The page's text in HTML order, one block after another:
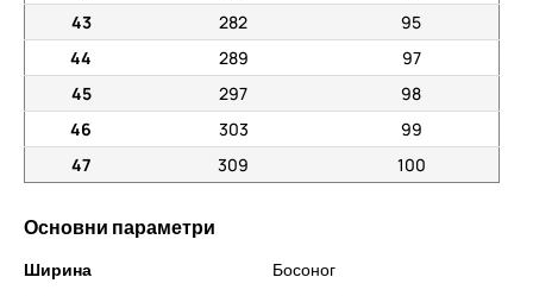
43
282
95
44
289
97
45
297
98
46
303
99
47
309 100
Основни параметри
Ширина
Босоног